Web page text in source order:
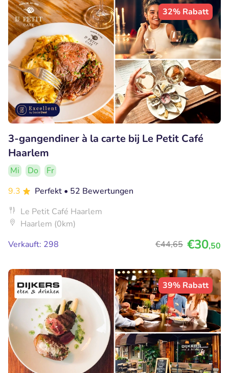
32% Rabatt
3-gangendiner à la carte bij Le Petit Café
Haarlem
Mi Do
Fr
9.3
Perfekt • 52 Bewertungen
Le Petit Café Haarlem
Haarlem (0km)
Verkauft: 298
€44,65 €30,50
39% Rabatt